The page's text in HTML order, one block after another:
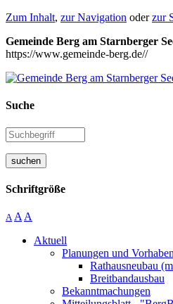
Zum Inhalt, zur Navigation oderzur
Gemeinde Berg am Starnberger
https://www.gemeinde-berg.de//
Suche
suchen
Schriftgröße
A A A
Aktuell
Planungen und Vorhaben
Rathausneubau
Breitbandausbau
Bekanntmachungen